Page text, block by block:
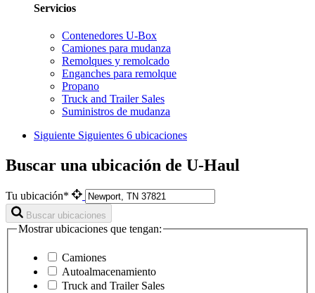
Servicios
Contenedores U-Box
Camiones para mudanza
Remolques y remolcado
Enganches para remolque
Propano
Truck and Trailer Sales
Suministros de mudanza
Siguiente Siguientes 6 ubicaciones
Buscar una ubicación de U-Haul
Tu ubicación*
Buscar ubicaciones
Mostrar ubicaciones que tengan:
Camiones
Autoalmacenamiento
Truck and Trailer Sales